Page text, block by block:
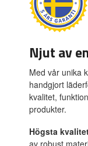
Njut av
Med vår unika
handgjort
kvalitet,
produkter.
Högsta